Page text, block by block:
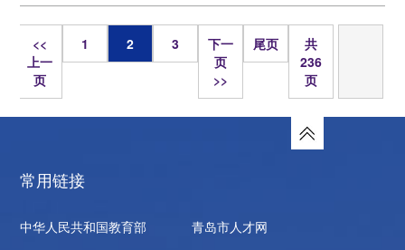
<<
上一
页
1 2 3
下一
页
>>
尾页
共
236
页
常用链接
中华人民共和国教育部
青岛市人才网